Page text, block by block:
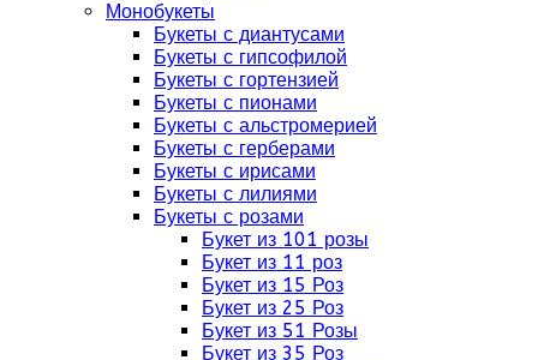
Монобукеты
Букеты с диантусами
Букеты с гипсофилой
Букеты с гортензией
Букеты с пионами
Букеты с альстромерией
Букеты с герберами
Букеты с ирисами
Букеты с лилиями
Букеты с розами
Букет из 101 розы
Букет из 11 роз
Букет из 15 Роз
Букет из 25 Роз
Букет из 51 Розы
Букет из 35 Роз